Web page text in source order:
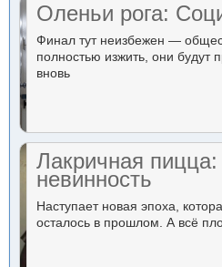
Оленьи рога:
Финал тут неизбежен —
полностью изжить, они будут
вновь
Лакричная
невинность
Наступает новая эпоха,
осталось в прошлом. А всё